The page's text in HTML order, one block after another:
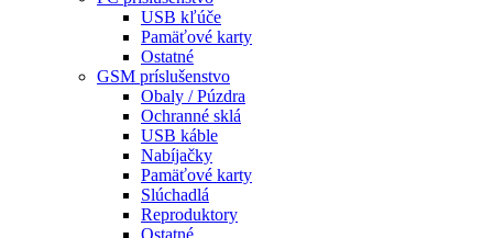
USB kľúče
Pamäťové karty
Ostatné
GSM príslušenstvo
Obaly / Púzdra
Ochranné sklá
USB káble
Nabíjačky
Pamäťové karty
Slúchadlá
Reproduktory
Ostatné